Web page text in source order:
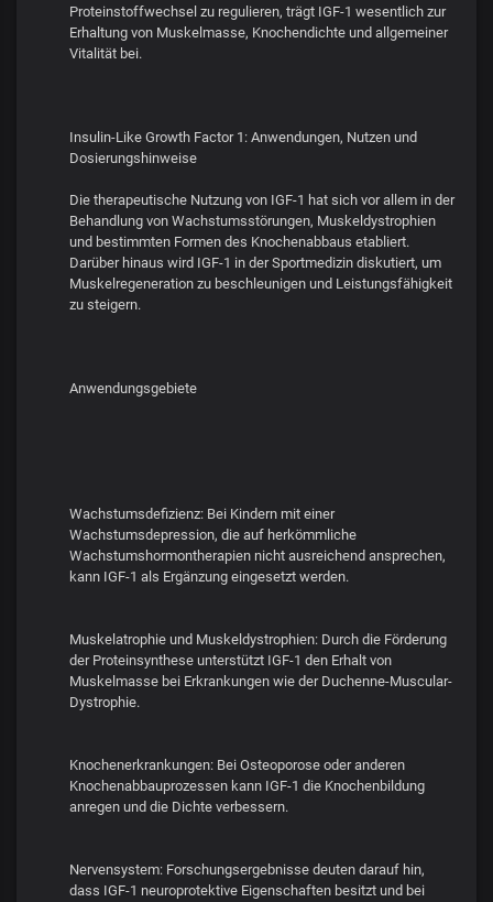
Proteinstoffwechsel zu regulieren, trägt IGF-1 wesentlich zur
Erhaltung von Muskelmasse, Knochendichte und allgemeiner
Vitalität bei.
Insulin-Like Growth Factor 1: Anwendungen, Nutzen und
Dosierungshinweise
Die therapeutische Nutzung von IGF-1 hat sich vor allem in der
Behandlung von Wachstumsstörungen, Muskeldystrophien
und bestimmten Formen des Knochenabbaus etabliert.
Darüber hinaus wird IGF-1 in der Sportmedizin diskutiert, um
Muskelregeneration zu beschleunigen und Leistungsfähigkeit
zu steigern.
Anwendungsgebiete
Wachstumsdefizienz: Bei Kindern mit einer
Wachstumsdepression, die auf herkömmliche
Wachstumshormontherapien nicht ausreichend ansprechen,
kann IGF-1 als Ergänzung eingesetzt werden.
Muskelatrophie und Muskeldystrophien: Durch die Förderung
der Proteinsynthese unterstützt IGF-1 den Erhalt von
Muskelmasse bei Erkrankungen wie der Duchenne-Muscular-
Dystrophie.
Knochenerkrankungen: Bei Osteoporose oder anderen
Knochenabbauprozessen kann IGF-1 die Knochenbildung
anregen und die Dichte verbessern.
Nervensystem: Forschungsergebnisse deuten darauf hin,
dass IGF-1 neuroprotektive Eigenschaften besitzt und bei